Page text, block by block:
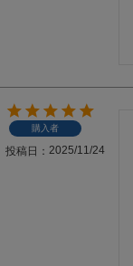
購入者
投稿日 2025/11/24